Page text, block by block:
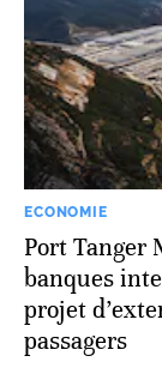
ECONOMIE
Port Tanger
banques
projet
passagers